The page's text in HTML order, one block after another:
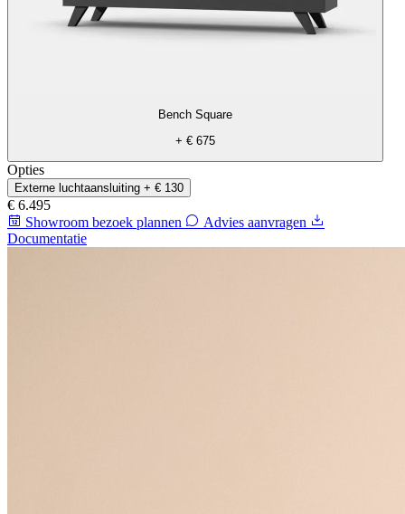
Bench Square
+ € 675
Opties
Externe luchtaansluiting + € 130
€ 6.495
Showroom bezoek plannen
Advies aanvragen
Documentatie